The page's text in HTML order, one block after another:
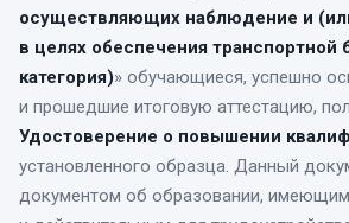
осуществляющих наблюдение и
в целях обеспечения транспортной
категория)» обучающиеся, успешно
и прошедшие итоговую аттестацию,
Удостоверение о повышении
установленного образца. Данный
документом об образовании,